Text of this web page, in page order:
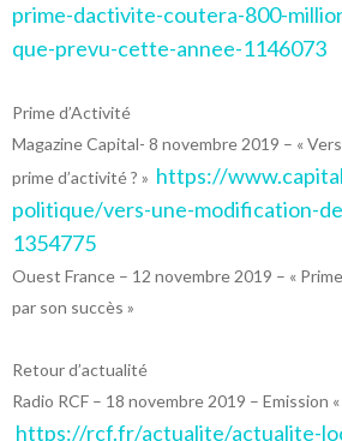
prime-dactivite-coutera-800-
que-prevu-cette-annee-1146073
Prime d’Activité
Magazine Capital- 8 novembre 2019 – «
prime d’activité ? » https://
politique/vers-une-modification-
1354775
Ouest France – 12 novembre 2019 – «
par son succès »
Retour d’actualité
Radio RCF – 18 novembre 2019 – Emission
https://rcf.fr/actualite/actualite-